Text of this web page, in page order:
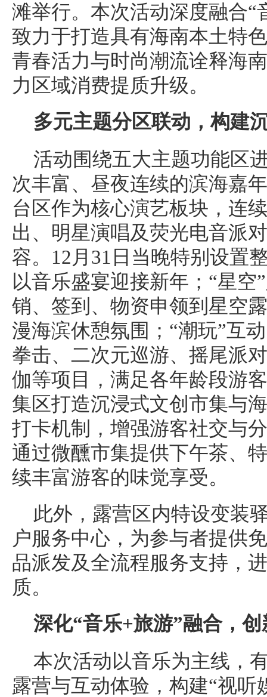
滩举行。本次活动深度融合“
致力于打造具有海南本土特
青春活力与时尚潮流诠释海
力区域消费提质升级。
多元主题分区联动，构建
活动围绕五大主题功能区
次丰富、昼夜连续的滨海嘉
台区作为核心演艺板块，连
出、明星演唱及荧光电音派
容。12月31日当晚特别设置
以音乐盛宴迎接新年；“星空
销、签到、物资申领到星空
漫海滨休憩氛围；“潮玩”互
拳击、二次元巡游、摇尾派
伽等项目，满足各年龄段游
集区打造沉浸式文创市集与
打卡机制，增强游客社交与
通过微醺市集提供下午茶、
续丰富游客的味觉享受。
此外，露营区内特设变装
户服务中心，为参与者提供
品派发及全流程服务支持，
质。
深化“音乐+旅游”融合，
本次活动以音乐为主线，
露营与互动体验，构建“视